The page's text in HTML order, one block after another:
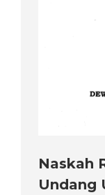
Naskah
Undang